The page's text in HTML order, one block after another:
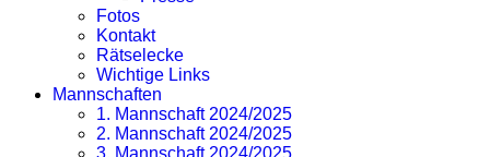
Fotos
Kontakt
Rätselecke
Wichtige Links
Mannschaften
1. Mannschaft 2024/2025
2. Mannschaft 2024/2025
3. Mannschaft 2024/2025